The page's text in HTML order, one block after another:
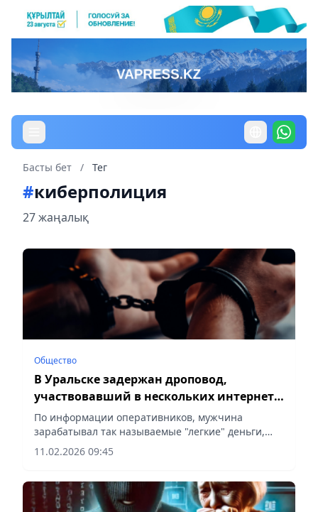
Басты бет / Тег
#киберполиция
27 жаңалық
Общество
В Уральске задержан дроповод,
участвовавший в нескольких интернет-
мошенничествах
По информации оперативников, мужчина
зарабатывал так называемые "легкие" деньги,
сообщает Vecher.kz.
11.02.2026 09:45